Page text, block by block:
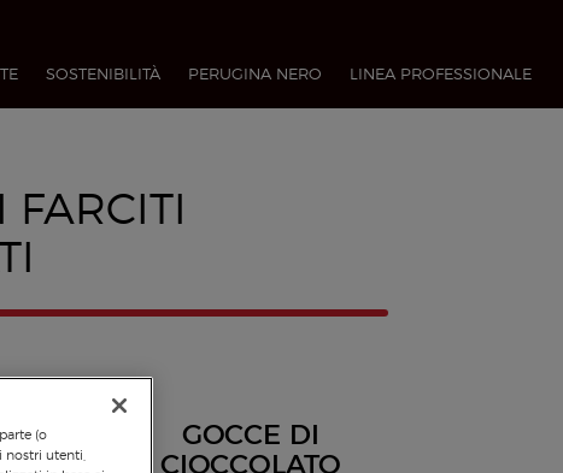
SOSTENIBILITÀ PERUGINA NERO LINEA PROFESSIONALE​
GOCCE DI
CIOCCOLATO
(o
utenti,